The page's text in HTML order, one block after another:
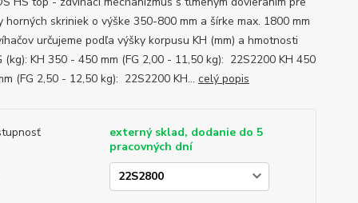
horných skriniek o výške 350-800 mm a šírke max. 1800 mm
určujeme podľa výšky korpusu KH (mm) a hmotnosti
(kg): KH 350 - 450 mm (FG 2,00 - 11,50 kg): 22S2200 KH 450
(FG 2,50 - 12,50 kg): 22S2200 KH... celý popis
externý sklad, dodanie do 5
pracovných dní